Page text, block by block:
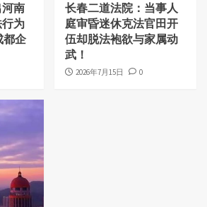
南
为
都企
长春二道法院：当事人
庭审昏迷休克法官田开
伍却脱法袍欲与家属动
武！
2026年7月15日 0